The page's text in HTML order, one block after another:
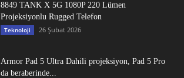
8849 TANK X 5G 1080P 220 Lümen
Projeksiyonlu Rugged Telefon
Teknoloji 26 Şubat 2026
Armor Pad 5 Ultra Dahili projeksiyon, Pad 5 Pro
da beraberinde...